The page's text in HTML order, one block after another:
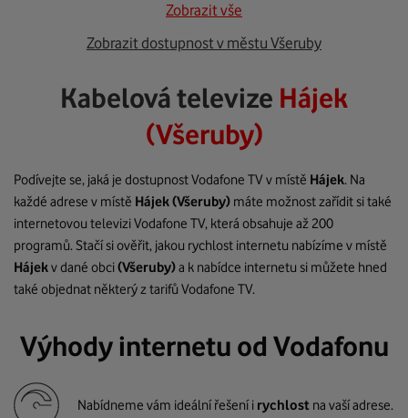
Zobrazit vše
Zobrazit dostupnost v městu Všeruby
Kabelová televize Hájek
(Všeruby)
Podívejte se, jaká je dostupnost Vodafone TV v místě Hájek. Na
každé adrese v místě Hájek(Všeruby) máte možnost zařídit si také
internetovou televizi Vodafone TV, která obsahuje až 200
programů. Stačí si ověřit, jakou rychlost internetu nabízíme v místě
Hájekv dané obci(Všeruby)a k nabídce internetu si můžete hned
také objednat některý z tarifů Vodafone TV.
Výhody internetu od Vodafonu
Nabídneme vám ideální řešení i rychlost na vaší adrese.